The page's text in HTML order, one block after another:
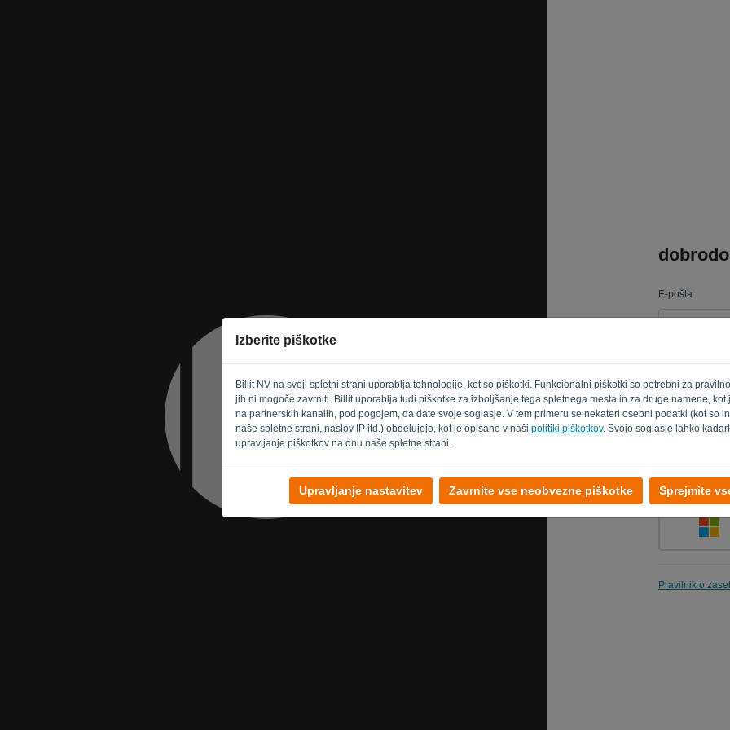
Izberite piškotke
Billit NV na svoji spletni strani uporablja tehnologije, kot so piškotki. Funkcionalni piškotki so potrebni za
jih ni mogoče zavrniti. Billit uporablja tudi piškotke za izboljšanje tega spletnega mesta in za druge namene,
na partnerskih kanalih, pod pogojem, da date svoje soglasje. V tem primeru se nekateri osebni podatki (kot so
naše spletne strani, naslov IP itd.) obdelujejo, kot je opisano v naši politiki piškotkov. Svojo soglasje lahko
upravljanje piškotkov na dnu naše spletne strani.
Upravljanje nastavitev Zavrnite vse neobvezne piškotke Sprejmite
E-pošta
Spomni me
Pravilnik o